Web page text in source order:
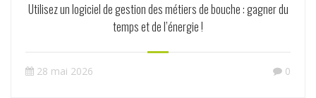
Utilisez un logiciel de gestion des métiers de bouche : gagner du
temps et de l’énergie !
28 mai 2026 0